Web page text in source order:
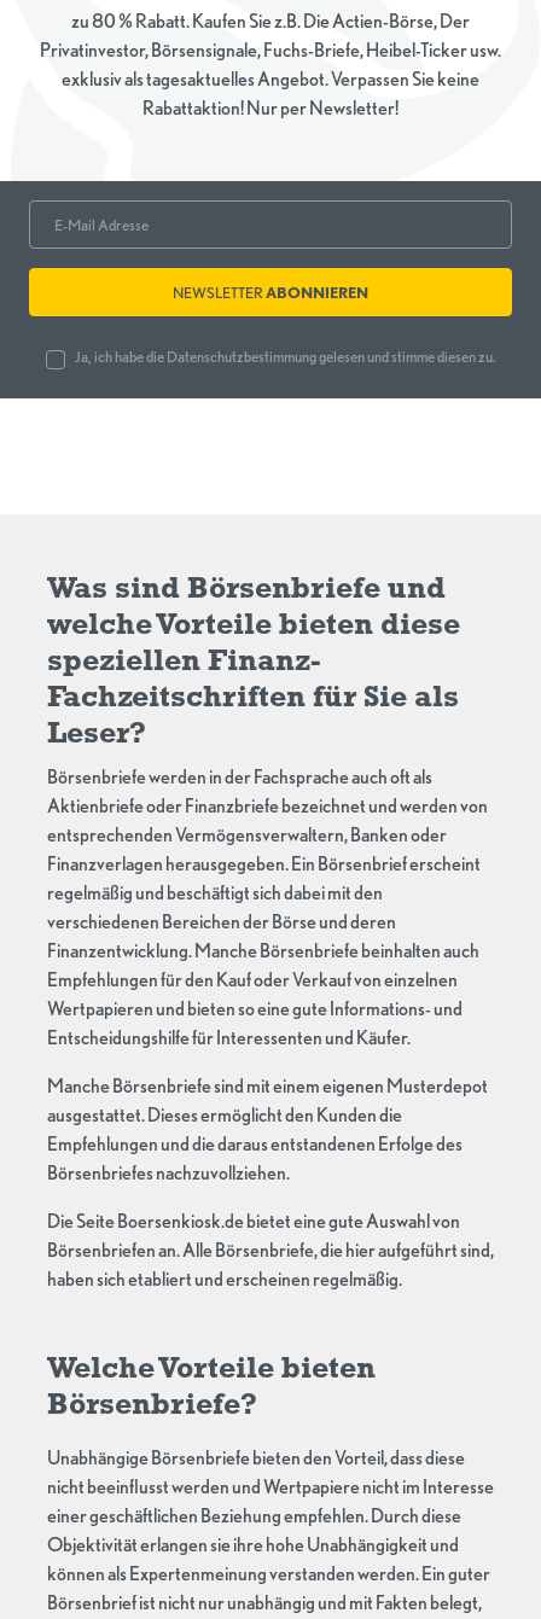
zu 80 % Rabatt. Kaufen Sie z.B. Die Actien-Börse, Der
Privatinvestor, Börsensignale, Fuchs-Briefe, Heibel-Ticker usw.
exklusiv als tagesaktuelles Angebot. Verpassen Sie keine
Rabattaktion! Nur per Newsletter!
NEWSLETTERABONNIEREN
Ja, ich habe die Datenschutzbestimmunggelesen und stimme diesen zu.
Was sind Börsenbriefe und
welche Vorteile bieten diese
speziellen Finanz-
Fachzeitschriften für Sie als
Leser?
Börsenbriefe werden in der Fachsprache auch oft als
Aktienbriefe oder Finanzbriefe bezeichnet und werden von
entsprechenden Vermögensverwaltern, Banken oder
Finanzverlagen herausgegeben. Ein Börsenbrief erscheint
regelmäßig und beschäftigt sich dabei mit den
verschiedenen Bereichen der Börse und deren
Finanzentwicklung. Manche Börsenbriefe beinhalten auch
Empfehlungen für den Kauf oder Verkauf von einzelnen
Wertpapieren und bieten so eine gute Informations- und
Entscheidungshilfe für Interessenten und Käufer.
Manche Börsenbriefe sind mit einem eigenen Musterdepot
ausgestattet. Dieses ermöglicht den Kunden die
Empfehlungen und die daraus entstandenen Erfolge des
Börsenbriefes nachzuvollziehen.
Die Seite Boersenkiosk.de bietet eine gute Auswahl von
Börsenbriefen an. Alle Börsenbriefe, die hier aufgeführt sind,
haben sich etabliert und erscheinen regelmäßig.
Welche Vorteile bieten
Börsenbriefe?
Unabhängige Börsenbriefe bieten den Vorteil, dass diese
nicht beeinflusst werden und Wertpapiere nicht im Interesse
einer geschäftlichen Beziehung empfehlen. Durch diese
Objektivität erlangen sie ihre hohe Unabhängigkeit und
können als Expertenmeinung verstanden werden. Ein guter
Börsenbrief ist nicht nur unabhängig und mit Fakten belegt,